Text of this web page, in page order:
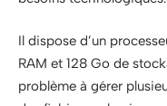
Il dispose d’un
RAM et 128 Go de
problème à gérer